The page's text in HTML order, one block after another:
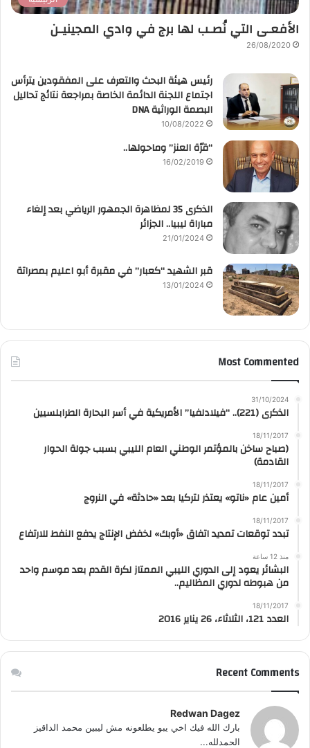
الأفعـى التي نُصـب لها برج في وادي المجينيـن
26/08/2020
رئيس هيئة البحث والتعرف على المفقودين يترأس
اجتماع اللجنة الدائمة الخاصة بمراجعة نتائج تحاليل
البصمة الوراثية DNA
10/08/2022
“قرّة العنز” وماحولها..
16/02/2019
الذكرى 35 لمظاهرة الجمهور الرياضي بعد إلغاء
مباراة ليبيا.. الجزائر
21/01/2024
قبر الشهيد “كعبار” في مقبرة أبو اعليم بمصراتة
13/01/2024
Most Commented
31/10/2024
الذكرى (221).. “فيلادلفيا” الأمريكية في أسر البحارة الطرابلسيين
18/11/2017
(صباح ساخن بالمؤتمر الوطني العام الليبي بسبب جولة الحوار
القادمة)
18/11/2017
أمين عام «ناتو» يعتذر لتركيا بعد «حادثة» في النروج
18/11/2017
تبدد توقعات تمديد اتفاق «أوبك» لخفض الإنتاج يدفع النفط للارتفاع
منذ 12 ساعة
البشائر يعود إلى الدوري الليبي الممتاز لكرة القدم بعد موسم واحد
من هبوطه لدوري المظاليم..
18/11/2017
العدد 121، الثلاثاء، 26 يناير 2016
Recent Comments
Redwan Dagez
بارك الله فيك اخي يبو يطلعونه مش ليبين محمد الداقيز
الحمدلله...